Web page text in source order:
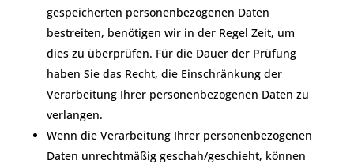
gespeicherten personenbezogenen Daten
bestreiten, benötigen wir in der Regel Zeit, um
dies zu überprüfen. Für die Dauer der Prüfung
haben Sie das Recht, die Einschränkung der
Verarbeitung Ihrer personenbezogenen Daten zu
verlangen.
Wenn die Verarbeitung Ihrer personenbezogenen
Daten unrechtmäßig geschah/geschieht, können